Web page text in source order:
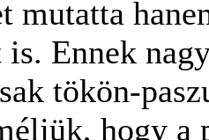
mutatta
is. Ennek
tökön-
hogy a